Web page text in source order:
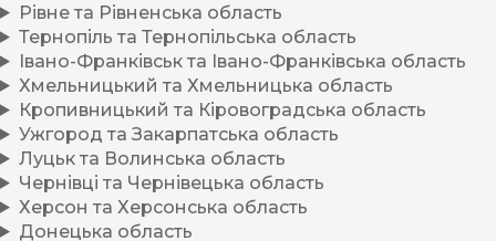
Рівне та Рівненська область
Тернопіль та Тернопільська область
Івано-Франківськ та Івано-Франківська область
Хмельницький та Хмельницька область
Кропивницький та Кіровоградська область
Ужгород та Закарпатська область
Луцьк та Волинська область
Чернівці та Чернівецька область
Херсон та Херсонська область
Донецька область